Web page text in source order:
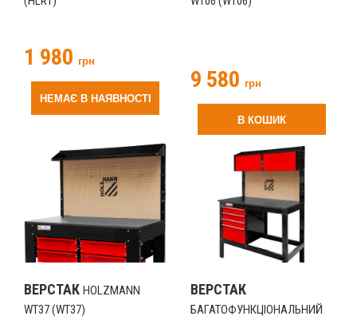
1 980 грн
НЕМАЄ В НАЯВНОСТІ
9 580 грн
В КОШИК
ВЕРСТАК HOLZMANN
WT37 (WT37)
ВЕРСТАК
БАГАТОФУНКЦІОНАЛЬНИЙ